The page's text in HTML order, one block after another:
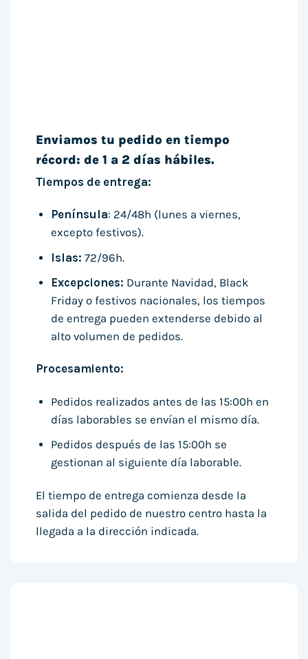
Enviamos tu pedido en tiempo
récord: de 1 a 2 días hábiles.
Tiempos de entrega:
Península: 24/48h (lunes a viernes,
excepto festivos).
Islas: 72/96h.
Excepciones: Durante Navidad, Black
Friday o festivos nacionales, los tiempos
de entrega pueden extenderse debido al
alto volumen de pedidos.
Procesamiento:
Pedidos realizados antes de las 15:00h en
días laborables se envían el mismo día.
Pedidos después de las 15:00h se
gestionan al siguiente día laborable.
El tiempo de entrega comienza desde la
salida del pedido de nuestro centro hasta la
llegada a la dirección indicada.